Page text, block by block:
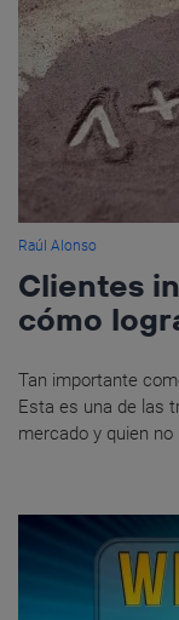
Raúl Alonso
Clientes
cómo
Tan importante
Esta es una de las
mercado y quien